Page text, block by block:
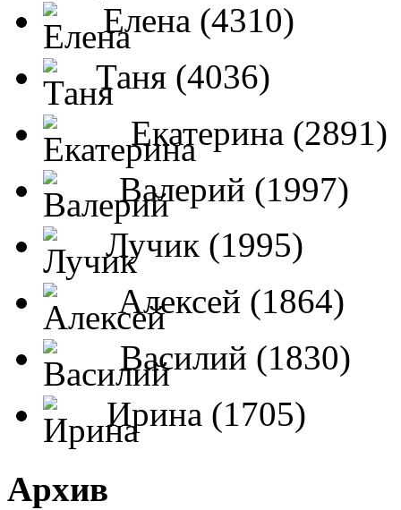
Елена (4310)
Таня (4036)
Екатерина (2891)
Валерий (1997)
Лучик (1995)
Алексей (1864)
Василий (1830)
Ирина (1705)
Архив